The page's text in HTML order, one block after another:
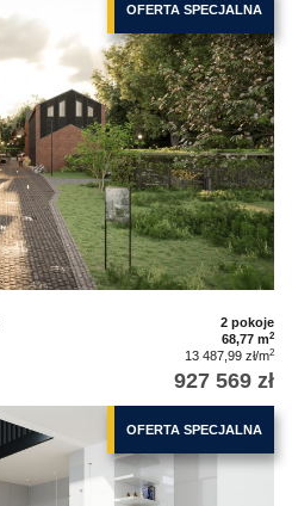
OFERTA SPECJALNA
2 pokoje
68,77 m2
13 487,99 zł/m2
927 569 zł
OFERTA SPECJALNA